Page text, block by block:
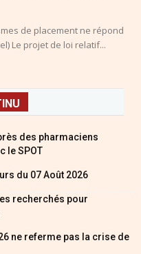
de placement ne répond
Le projet de loi relatif...
des pharmaciens
le SPOT
du 07 Août 2026
recherchés pour
ne referme pas la crise de